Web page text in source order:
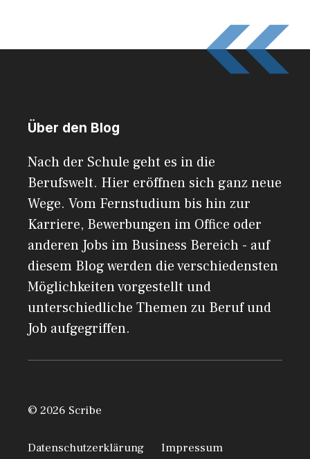
Über den Blog
Nach der Schule geht es in die
Berufswelt. Hier eröffnen sich ganz neue
Wege. Vom Fernstudium bis hin zur
Karriere, Bewerbungen im Office oder
anderen Jobs im Business Bereich - auf
diesem Blog werden die verschiedensten
Möglichkeiten vorgestellt und
unterschiedliche Themen zu Beruf und
Job aufgegriffen.
© 2026 Scribe
Datenschutzerklärung Impressum